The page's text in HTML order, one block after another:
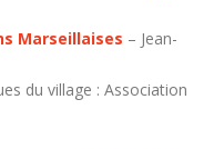
Marseillaises – Jean-
du village : Association